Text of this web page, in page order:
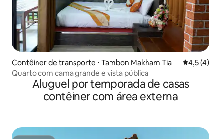
Contêiner de transporte ⋅ Tambon Makham Tia 4,5 de
4,5 (4)
Quarto com cama grande e vista pública
Aluguel por temporada de casas
contêiner com área externa